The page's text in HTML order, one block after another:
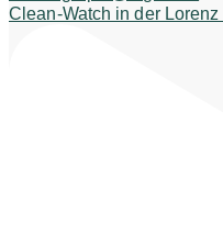
Clean-Watch in der